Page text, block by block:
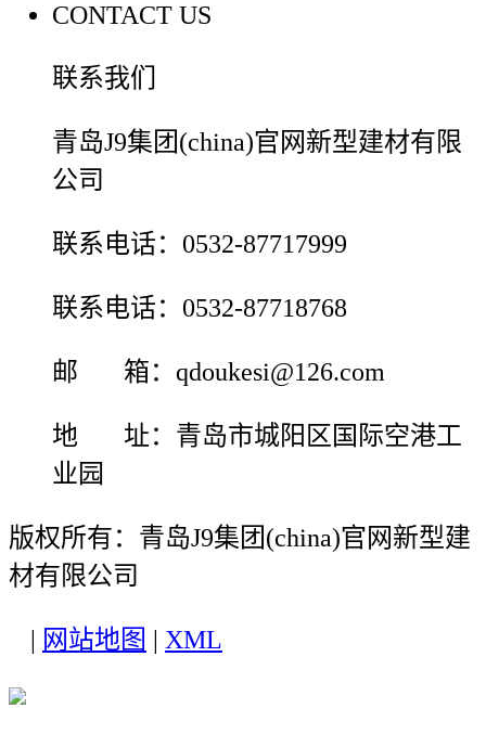
CONTACT US
联系我们
青岛J9集团(china)官网新型建材有限
公司
联系电话：0532-87717999
联系电话：0532-87718768
邮 箱：qdoukesi@126.com
地 址：青岛市城阳区国际空港工
业园
版权所有：青岛J9集团(china)官网新型建
材有限公司
网站地图 XML